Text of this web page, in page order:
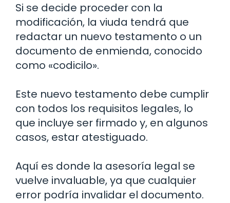
Si se decide proceder con la
modificación, la viuda tendrá que
redactar un nuevo testamento o un
documento de enmienda, conocido
como «codicilo».
Este nuevo testamento debe cumplir
con todos los requisitos legales, lo
que incluye ser firmado y, en algunos
casos, estar atestiguado.
Aquí es donde la asesoría legal se
vuelve invaluable, ya que cualquier
error podría invalidar el documento.